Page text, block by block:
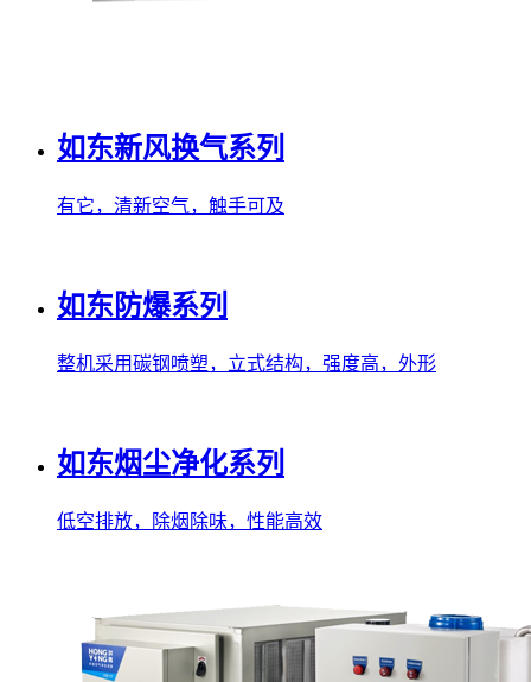
如东新风换气系列
有它，清新空气，触手可及
如东防爆系列
整机采用碳钢喷塑，立式结构，强度高，外形
如东烟尘净化系列
低空排放，除烟除味，性能高效